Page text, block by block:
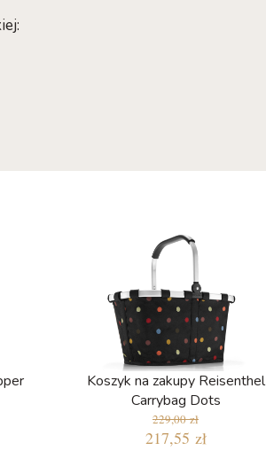
Koszyk na zakupy Reisenthel
Carrybag Dots
229,00 zł
217,55 zł